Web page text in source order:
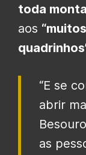
toda
aos
“E se
abrir
as